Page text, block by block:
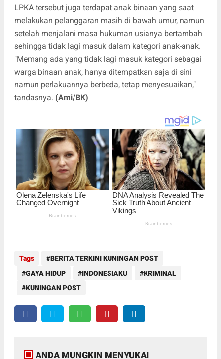
LPKA tersebut juga terdapat anak binaan yang saat
melakukan pelanggaran masih di bawah umur, namun
setelah menjalani masa hukuman usianya bertambah
sehingga tidak lagi masuk dalam kategori anak-anak.
"Memang ada yang tidak lagi masuk kategori sebagai
warga binaan anak, hanya ditempatkan saja di sini
namun perlakuannya berbeda, tetap menyesuaikan,"
tandasnya. (Ami/BK)
Tags
BERITA TERKINI KUNINGAN POST
GAYA HIDUP
INDONESIAKU
KRIMINAL
KUNINGAN POST
ANDA MUNGKIN MENYUKAI